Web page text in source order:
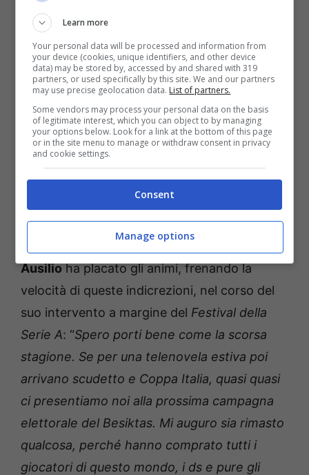
terranno questo fine settimana, abbiamo
raggiunto un accordo di base sul mio
giocatore più importante”. Pur senza citarlo
direttamente, le sue dichiarazioni in Turchia
sono state lette come un chiaro riferimento
ad HakanCalhanoglu.
Fenerbahçe-Calhanoglu:
Ausilio frena
Tuttavia il direttore sportivo dell’
Ausilioha placato gli animi, frenando la
velocità di queste indicrezioni, nel corso del
suo intervento a margine del Festival della
Serie A: “Spero porti bene come la scorsa
stagione. Se per una telenovela estiva poi
arrivano scudetto e Coppa Italia, quasi quasi
ci presentiamo noi alla prossima campagna
elettorale del Besiktas. Mi auguro sia rimasto
qualcosa, perché hanno comprato tutti i
giocatori di questo mondo, i ds e pure gli
Learn more
Your personal data will be processed and information from
your device (cookies, unique identifiers, and other device
data) may be stored by, accessed by and shared with 319
partners, or used specifically by this site. We and our partners
may use precise geolocation data. List of partners.
Some vendors may process your personal data on the basis
of legitimate interest, which you can object to by managing
your options below. Look for a link at the bottom of this page
or in the site menu to manage or withdraw consent in privacy
and cookie settings.
Consent
Manage options